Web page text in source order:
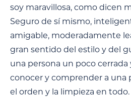
soy maravillosa, como dicen
Seguro de sí mismo,
amigable, moderadamente
gran sentido del estilo y del
una persona un poco
conocer y comprender a una
el orden y la limpieza en